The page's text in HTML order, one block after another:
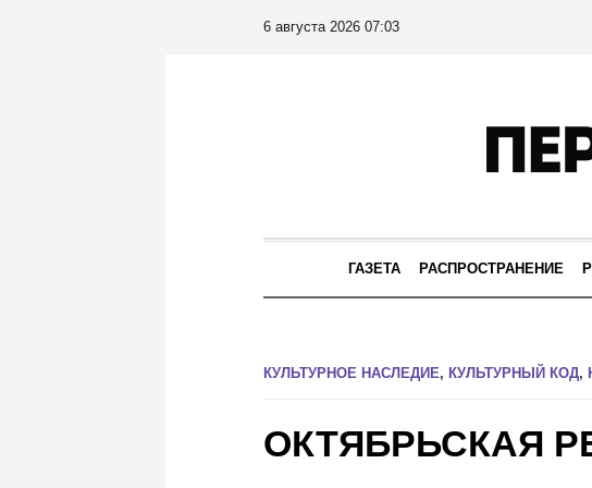
6 августа 2026 07:03
ГАЗЕТА РАСПРОСТРАНЕНИЕ
КУЛЬТУРНОЕ НАСЛЕДИЕ, КУЛЬТУРНЫЙ КОД,
ОКТЯБРЬСКАЯ